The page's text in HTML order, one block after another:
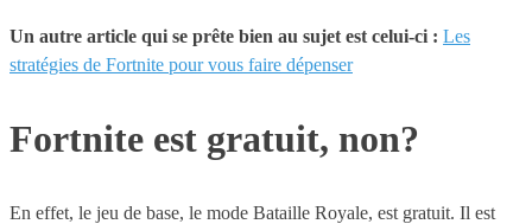
Un autre article qui se prête bien au sujet est celui-ci : Les
stratégies de Fortnite pour vous faire dépenser
Fortnite est gratuit, non?
En effet, le jeu de base, le mode Bataille Royale, est gratuit. Il est